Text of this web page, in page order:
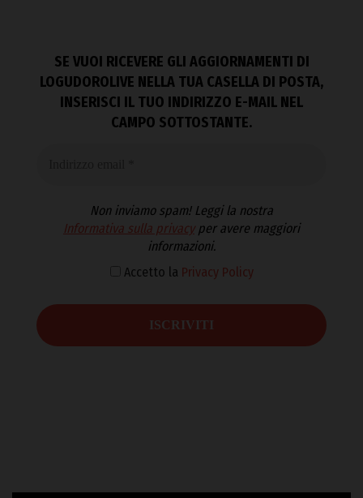
SE VUOI RICEVERE GLI AGGIORNAMENTI DI
LOGUDOROLIVE NELLA TUA CASELLA DI POSTA,
INSERISCI IL TUO INDIRIZZO E-MAIL NEL
CAMPO SOTTOSTANTE.
Non inviamo spam! Leggi la nostra
Informativa sulla privacyper avere maggiori
informazioni.
Accetto la Privacy Policy